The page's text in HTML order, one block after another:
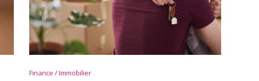
Finance / Immobilier